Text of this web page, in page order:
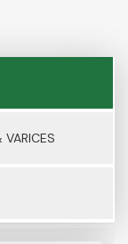
VARICES